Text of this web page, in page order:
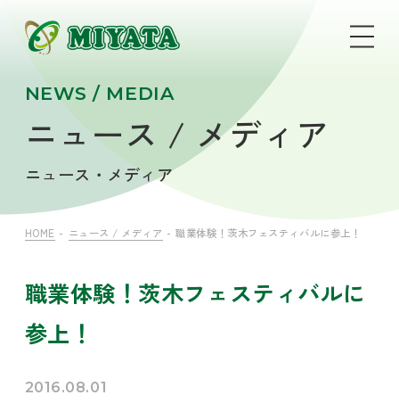
NEWS / MEDIA
ニュース / メディア
ニュース・メディア
HOME ニュース / メディア 職業体験！茨木フェスティバルに参上！
職業体験！茨木フェスティバルに
参上！
2016.08.01